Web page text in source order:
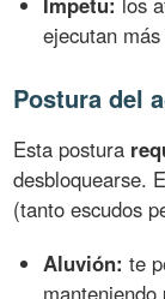
ejecutan
Postura del
Esta postura
desbloquearse.
(tanto escudos
Aluvión: te